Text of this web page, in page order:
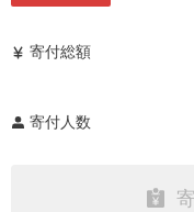
寄付総額
寄付人数